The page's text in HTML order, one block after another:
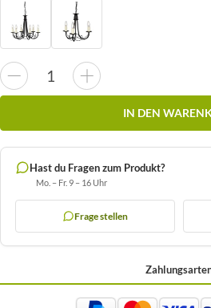
IN DEN
Hast du Fragen zum Produkt?
Mo. – Fr. 9 – 16 Uhr
Frage stellen